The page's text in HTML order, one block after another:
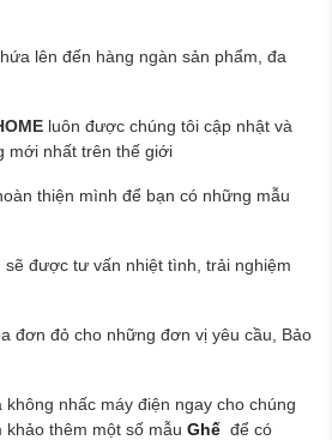
lên đến hàng ngàn sản phẩm, đa
luôn được chúng tôi cập nhật và
mới nhất trên thế giới
thiện mình để bạn có những mẫu
sẽ được tư vấn nhiệt tình, trải nghiệm
đơn đỏ cho những đơn vị yêu cầu, Bảo
nhấc máy điện ngay cho chúng
thêm một số mẫu Ghế để có